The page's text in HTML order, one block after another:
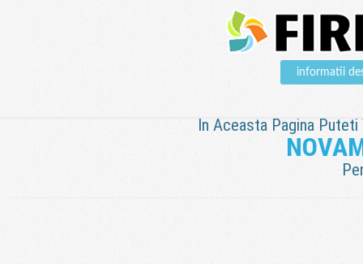
informatii
In Aceasta Pagina